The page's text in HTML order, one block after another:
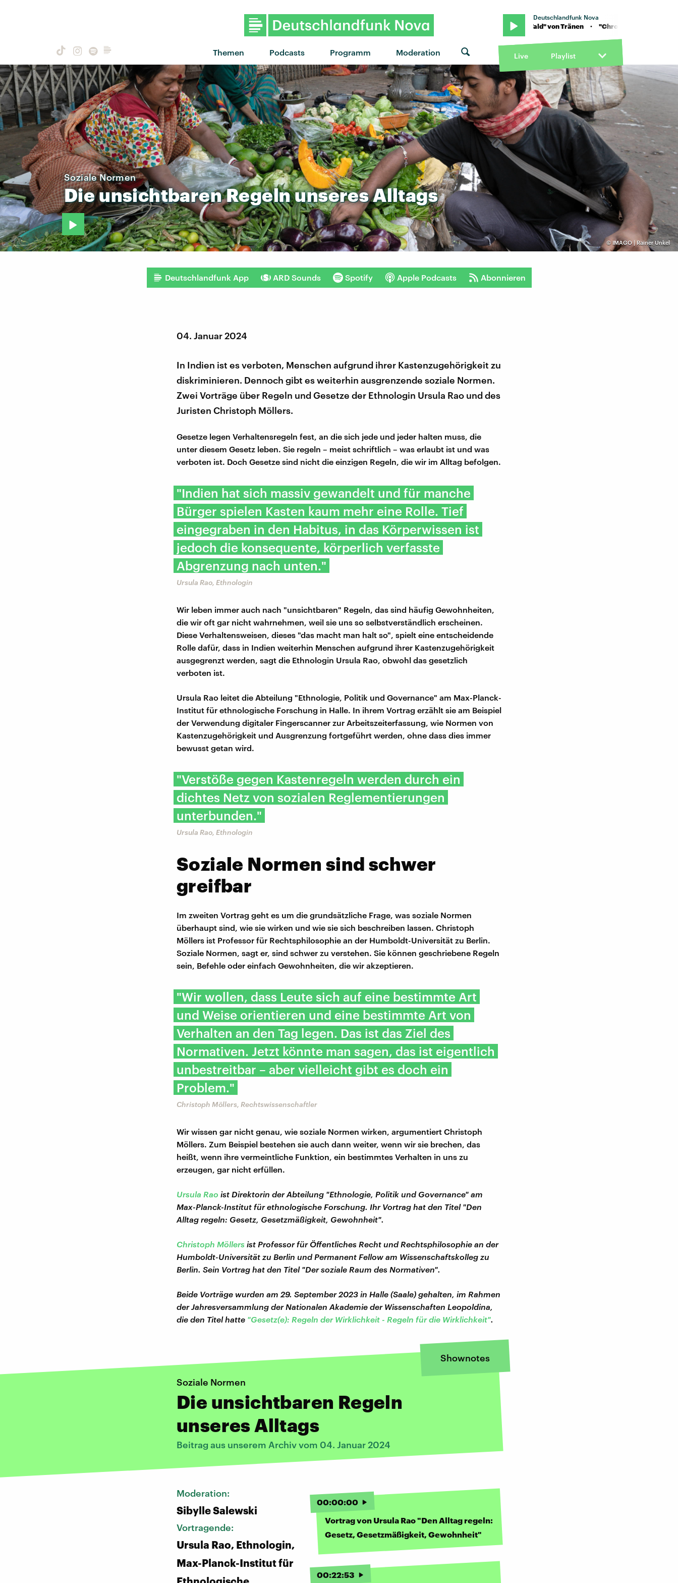
Themen Podcasts Programm Moderation
Deutschlandfunk Nova
"Chrom im Wald" von Tränen · "Chrom im Wald" von Tränen · "Chrom im Wald" von Tränen
Live Playlist
©IMAGO | Rainer Unkel
Soziale Normen
DieunsichtbarenRegelnunseresAlltags
Deutschlandfunk App ARD Sounds Spotify Apple Podcasts Abonnieren
04. Januar 2024
In Indien ist es verboten, Menschen aufgrund ihrer Kastenzugehörigkeit zu
diskriminieren. Dennoch gibt es weiterhin ausgrenzende soziale Normen.
Zwei Vorträge über Regeln und Gesetze der Ethnologin Ursula Rao und des
Juristen Christoph Möllers.
Gesetze legen Verhaltensregeln fest, an die sich jede und jeder halten muss, die
unter diesem Gesetz leben. Sie regeln – meist schriftlich – was erlaubt ist und was
verboten ist. Doch Gesetze sind nicht die einzigen Regeln, die wir im Alltag befolgen.
"Indien hat sich massiv gewandelt und für manche
Bürger spielen Kasten kaum mehr eine Rolle. Tief
eingegraben in den Habitus, in das Körperwissen ist
jedoch die konsequente, körperlich verfasste
Abgrenzung nach unten."
Ursula Rao, Ethnologin
Wir leben immer auch nach "unsichtbaren" Regeln, das sind häufig Gewohnheiten,
die wir oft gar nicht wahrnehmen, weil sie uns so selbstverständlich erscheinen.
Diese Verhaltensweisen, dieses "das macht man halt so", spielt eine entscheidende
Rolle dafür, dass in Indien weiterhin Menschen aufgrund ihrer Kastenzugehörigkeit
ausgegrenzt werden, sagt die Ethnologin Ursula Rao, obwohl das gesetzlich
verboten ist.
Ursula Rao leitet die Abteilung "Ethnologie, Politik und Governance" am Max-Planck-
Institut für ethnologische Forschung in Halle. In ihrem Vortrag erzählt sie am Beispiel
der Verwendung digitaler Fingerscanner zur Arbeitszeiterfassung, wie Normen von
Kastenzugehörigkeit und Ausgrenzung fortgeführt werden, ohne dass dies immer
bewusst getan wird.
"Verstöße gegen Kastenregeln werden durch ein
dichtes Netz von sozialen Reglementierungen
unterbunden."
Ursula Rao, Ethnologin
Soziale Normen sind schwer
greifbar
Im zweiten Vortrag geht es um die grundsätzliche Frage, was soziale Normen
überhaupt sind, wie sie wirken und wie sie sich beschreiben lassen. Christoph
Möllers ist Professor für Rechtsphilosophie an der Humboldt-Universität zu Berlin.
Soziale Normen, sagt er, sind schwer zu verstehen. Sie können geschriebene Regeln
sein, Befehle oder einfach Gewohnheiten, die wir akzeptieren.
"Wir wollen, dass Leute sich auf eine bestimmte Art
und Weise orientieren und eine bestimmte Art von
Verhalten an den Tag legen. Das ist das Ziel des
Normativen. Jetzt könnte man sagen, das ist eigentlich
unbestreitbar – aber vielleicht gibt es doch ein
Problem."
Christoph Möllers, Rechtswissenschaftler
Wir wissen gar nicht genau, wie soziale Normen wirken, argumentiert Christoph
Möllers. Zum Beispiel bestehen sie auch dann weiter, wenn wir sie brechen, das
heißt, wenn ihre vermeintliche Funktion, ein bestimmtes Verhalten in uns zu
erzeugen, gar nicht erfüllen.
Ursula Rao ist Direktorin der Abteilung "Ethnologie, Politik und Governance" am
Max-Planck-Institut für ethnologische Forschung. Ihr Vortrag hat den Titel "Den
Alltag regeln: Gesetz, Gesetzmäßigkeit, Gewohnheit".
Christoph Möllers ist Professor für Öffentliches Recht und Rechtsphilosophie an der
Humboldt-Universität zu Berlin und Permanent Fellow am Wissenschaftskolleg zu
Berlin. Sein Vortrag hat den Titel "Der soziale Raum des Normativen".
Beide Vorträge wurden am 29. September 2023 in Halle (Saale) gehalten, im Rahmen
der Jahresversammlung der Nationalen Akademie der Wissenschaften Leopoldina,
die den Titel hatte "Gesetz(e): Regeln der Wirklichkeit - Regeln für die Wirklichkeit".
Shownotes
Soziale Normen
Die unsichtbaren Regeln
unseres Alltags
Beitrag aus unserem Archiv vom 04. Januar 2024
Moderation:
Sibylle Salewski
Vortragende:
Ursula Rao, Ethnologin,
Max-Planck-Institut für
00:00:00
Vortrag von Ursula Rao "Den Alltag regeln:
Gesetz, Gesetzmäßigkeit, Gewohnheit"
00:22:53